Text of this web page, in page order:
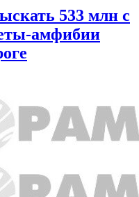
533 млн с
амфибии